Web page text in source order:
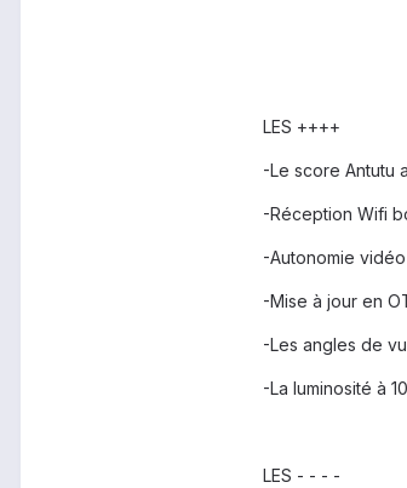
LES ++++
-Le score Antutu
-Réception Wifi
-Autonomie
-Mise à jour en
-Les angles de
-La luminosité à
LES - - - -